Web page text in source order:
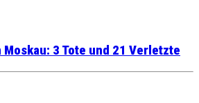
3 Tote und 21 Verletzte